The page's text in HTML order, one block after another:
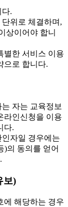
다.
위로 체결하며,
상이어야 합니
한 서비스 이용
으로 합니다.
자는 교육정보
라인신청을 이용
다.
자일 경우에는
)의 동의를 얻어
보)
해당하는 경우